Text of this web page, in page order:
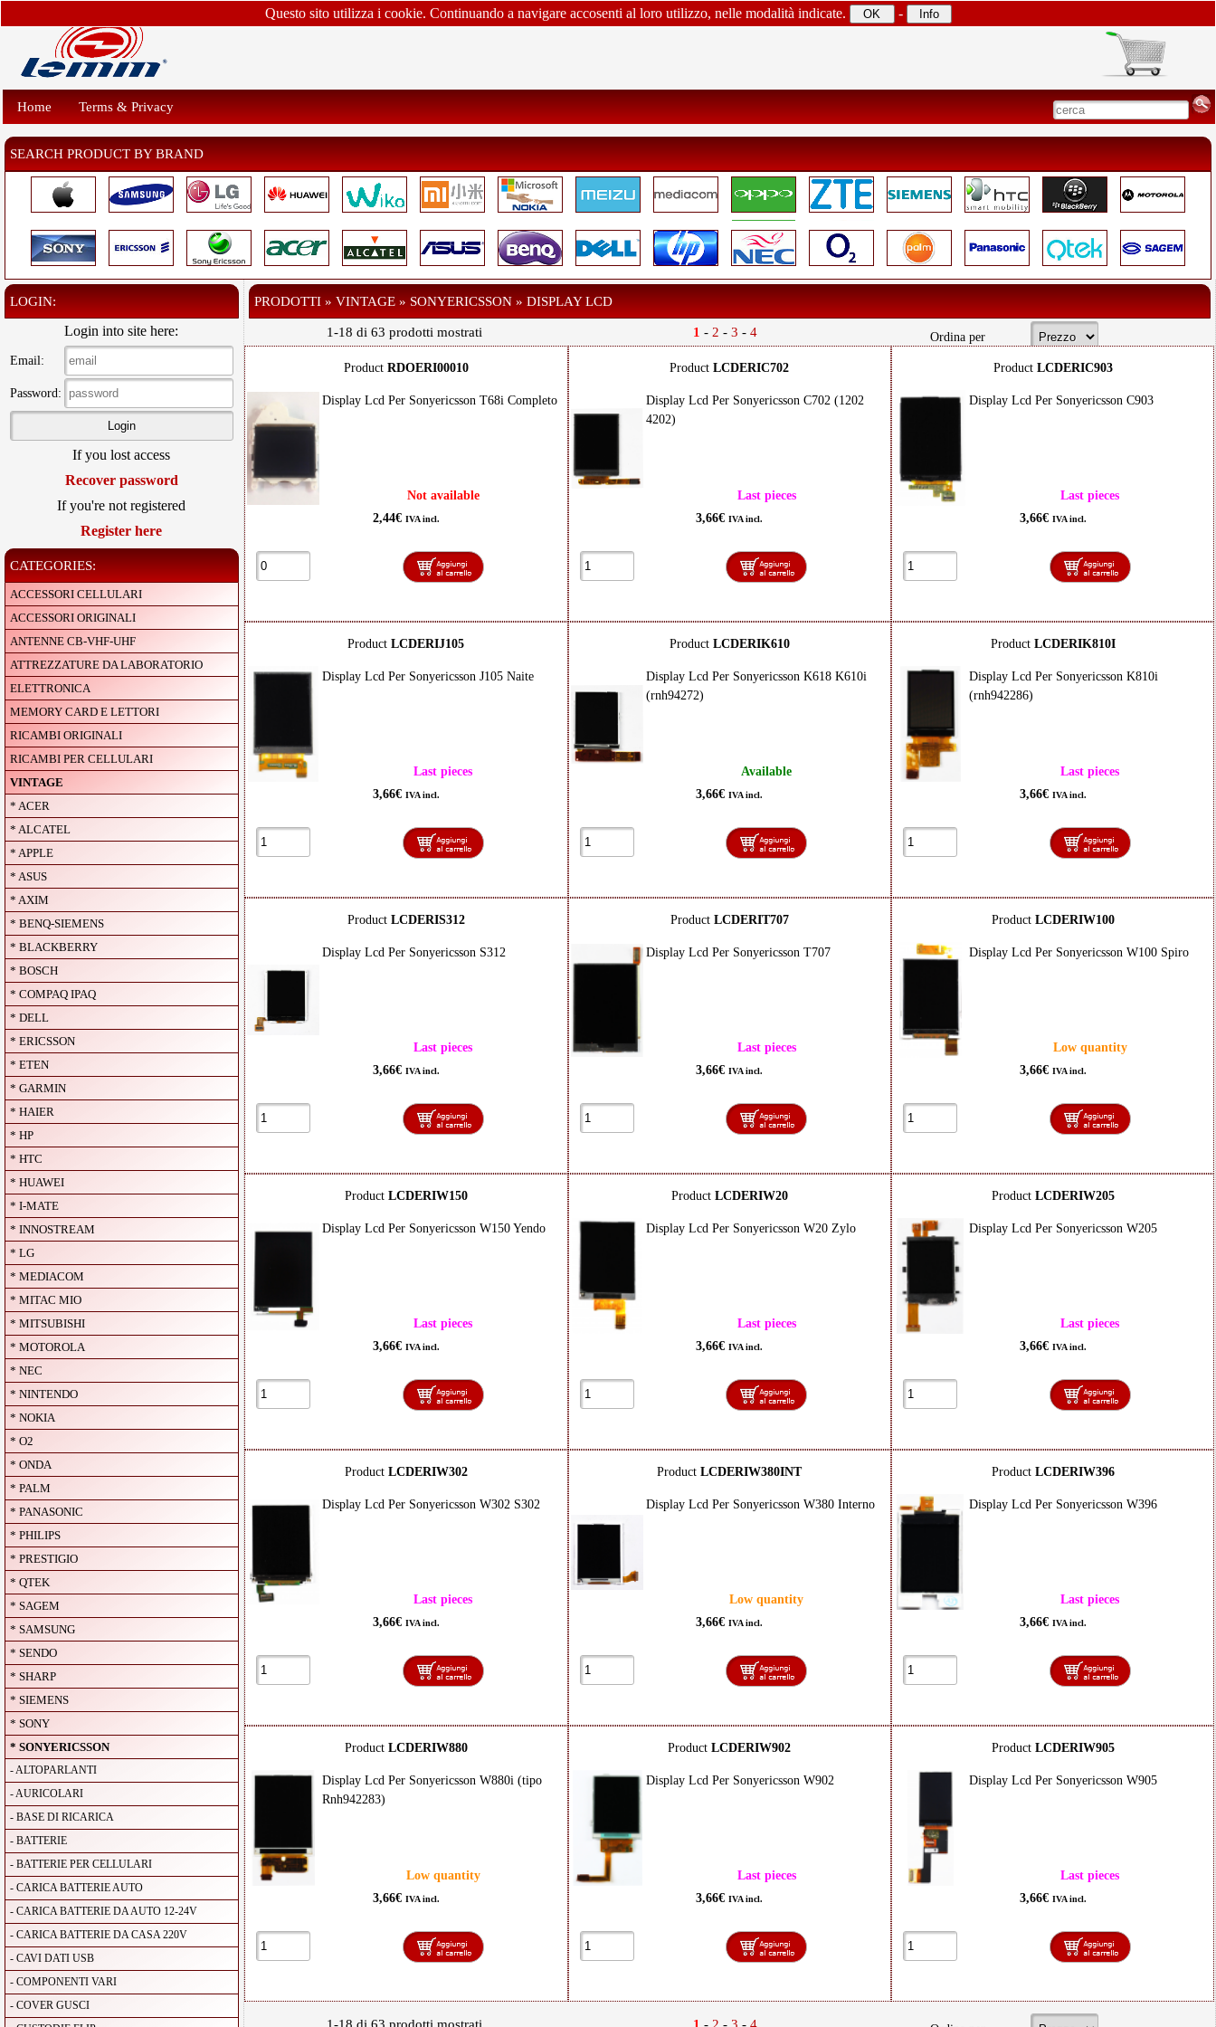
Home Terms & Privacy
SEARCH PRODUCT BY BRAND
LOGIN:
Login into site here:
Email:
Password:
If you lost access
Recover password
If you're not registered
Register here
CATEGORIES:
ACCESSORI CELLULARI
ACCESSORI ORIGINALI
ANTENNE CB-VHF-UHF
ATTREZZATURE DA LABORATORIO
ELETTRONICA
MEMORY CARD E LETTORI
RICAMBI ORIGINALI
RICAMBI PER CELLULARI
VINTAGE
* ACER
* ALCATEL
* APPLE
* ASUS
* AXIM
* BENQ-SIEMENS
* BLACKBERRY
* BOSCH
* COMPAQ IPAQ
* DELL
* ERICSSON
* ETEN
* GARMIN
* HAIER
* HP
* HTC
* HUAWEI
* I-MATE
* INNOSTREAM
* LG
* MEDIACOM
* MITAC MIO
* MITSUBISHI
* MOTOROLA
* NEC
* NINTENDO
* NOKIA
* O2
* ONDA
* PALM
* PANASONIC
* PHILIPS
* PRESTIGIO
* QTEK
* SAGEM
* SAMSUNG
* SENDO
* SHARP
* SIEMENS
* SONY
* SONYERICSSON
- ALTOPARLANTI
- AURICOLARI
- BASE DI RICARICA
- BATTERIE
- BATTERIE PER CELLULARI
- CARICA BATTERIE AUTO
- CARICA BATTERIE DA AUTO 12-24V
- CARICA BATTERIE DA CASA 220V
- CAVI DATI USB
- COMPONENTI VARI
- COVER GUSCI
PRODOTTI » VINTAGE » SONYERICSSON » DISPLAY LCD
1-18 di 63 prodotti mostrati 1 - 2 - 3 - 4 Ordina per
Product RDOERI00010
Display Lcd Per Sonyericsson T68i Completo
Not available
2,44€ IVA incl.
ProductLCDERIC702
Display Lcd Per Sonyericsson C702 (1202
4202)
Last pieces
3,66€IVA incl.
Product LCDERIC903
Display Lcd Per Sonyericsson C903
Last pieces
3,66€ IVA incl.
ProductLCDERIJ105
Display Lcd Per Sonyericsson J105 Naite
Last pieces
3,66€ IVA incl.
Product LCDERIK610
Display Lcd Per Sonyericsson K618 K610i
(rnh94272)
Available
3,66€IVA incl.
Product LCDERIK810I
Display Lcd Per Sonyericsson K810i
(rnh942286)
Last pieces
3,66€ IVA incl.
Product LCDERIS312
Display Lcd Per Sonyericsson S312
Last pieces
3,66€ IVA incl.
Product LCDERIT707
Display Lcd Per Sonyericsson T707
Last pieces
3,66€IVA incl.
Product LCDERIW100
Display Lcd Per Sonyericsson W100 Spiro
Low quantity
3,66€ IVA incl.
Product LCDERIW150
Display Lcd Per Sonyericsson W150 Yendo
Last pieces
3,66€ IVA incl.
Product LCDERIW20
Display Lcd Per Sonyericsson W20 Zylo
Last pieces
3,66€IVA incl.
Product LCDERIW205
Display Lcd Per Sonyericsson W205
Last pieces
3,66€ IVA incl.
Product LCDERIW302
Display Lcd Per Sonyericsson W302 S302
Last pieces
3,66€ IVA incl.
ProductLCDERIW380INT
Display Lcd Per Sonyericsson W380 Interno
Low quantity
3,66€IVA incl.
Product LCDERIW396
Display Lcd Per Sonyericsson W396
Last pieces
3,66€ IVA incl.
Product LCDERIW880
Display Lcd Per Sonyericsson W880i (tipo
Rnh942283)
Low quantity
3,66€ IVA incl.
ProductLCDERIW902
Display Lcd Per Sonyericsson W902
Last pieces
3,66€IVA incl.
Product LCDERIW905
Display Lcd Per Sonyericsson W905
Last pieces
3,66€ IVA incl.
Questo sito utilizza i cookie. Continuando a navigare accosenti al loro utilizzo, nelle modalità indicate. -